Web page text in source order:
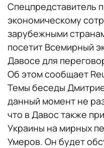
Спецпредставитель
экономическому
зарубежными
посетит Всемирный
Давосе для
Об этом сообщает
Темы беседы
данный момент не
что в Давос также
Украины на мирных
Умеров. Он будет